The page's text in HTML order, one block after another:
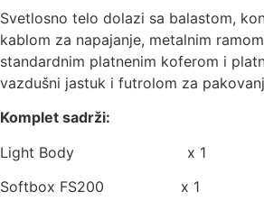
Svetlosno telo dolazi sa balastom,
kablom za napajanje, metalnim
standardnim platnenim koferom i
vazdušni jastuk i futrolom za
Komplet sadrži:
Light Body x 1
Softbox FS200 x 1